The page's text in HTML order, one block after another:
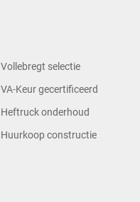
Vollebregt selectie
VA-Keur gecertificeerd
Heftruck onderhoud
Huurkoop constructie